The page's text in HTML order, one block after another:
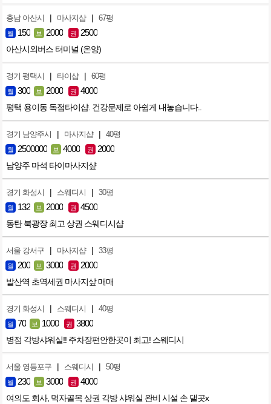
충남 아산시 | 마사지샵 | 67평
월 150 보 2000 권 2500
아산시외버스 터미널 (온양)
경기 평택시 | 타이샵 | 60평
월 300 보 2000 권 4000
평택 용이동 독점타이샵. 건강문제로 아쉽게 내놓습니다..
경기 남양주시 | 마사지샵 | 40평
월 2500000 보 4000 권 2000
남양주 마석 타이마사지샾
경기 화성시 | 스웨디시 | 30평
월 132 보 2000 권 4500
동탄 북광장 최고 상권 스웨디시샵
서울 강서구 | 마사지샵 | 33평
월 200 보 3000 권 2000
발산역 초역세권 마사지샆 매매
경기 화성시 | 스웨디시 | 40평
월 70 보 1000 권 3800
병점 각방샤워실!! 주차장편안한곳이 최고! 스웨디시
서울 영등포구 | 스웨디시 | 50평
월 230 보 3000 권 4000
여의도 회사, 먹자골목 상권 각방 샤워실 완비 시설 손 댈곳x